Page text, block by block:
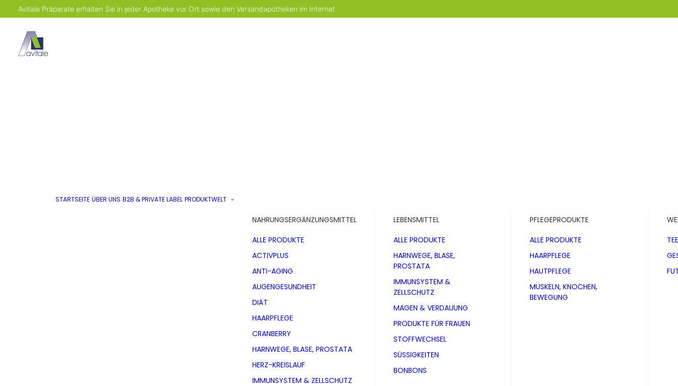
Avitale Präparate erhalten Sie in jeder Apotheke vor Ort sowie den Versandapotheken im Internet
STARTSEITE ÜBER UNS B2B & PRIVATE LABEL PRODUKTWELT
NAHRUNGSERGÄNZUNGSMITTEL
ALLE PRODUKTE
ACTIVPLUS
ANTI-AGING
AUGENGESUNDHEIT
DIÄT
HAARPFLEGE
CRANBERRY
HARNWEGE, BLASE, PROSTATA
HERZ-KREISLAUF
IMMUNSYSTEM & ZELLSCHUTZ
LEBENSMITTEL
ALLE PRODUKTE
HARNWEGE, BLASE,
PROSTATA
IMMUNSYSTEM &
ZELLSCHUTZ
MAGEN & VERDAUUNG
PRODUKTE FÜR FRAUEN
STOFFWECHSEL
SÜSSIGKEITEN
BONBONS
PFLEGEPRODUKTE
ALLE PRODUKTE
HAARPFLEGE
HAUTPFLEGE
MUSKELN, KNOCHEN,
BEWEGUNG